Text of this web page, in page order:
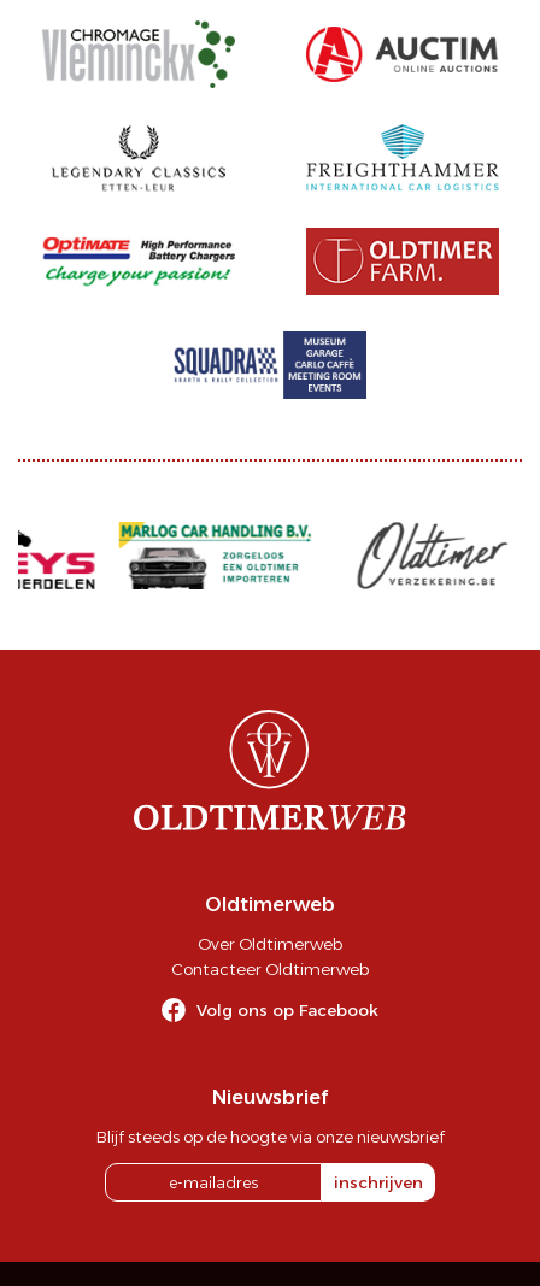
Oldtimerweb
Over Oldtimerweb
Contacteer Oldtimerweb
Volg ons op Facebook
Nieuwsbrief
Blijf steeds op de hoogte via onze nieuwsbrief
inschrijven